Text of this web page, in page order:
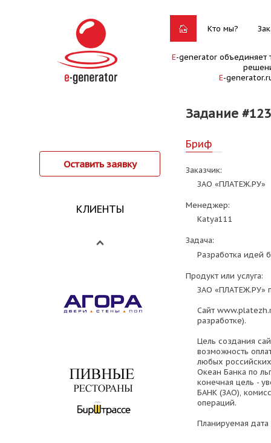
Кто мы?
E-generator объединяет
E-
Задание
Оставить заявку
КЛИЕНТЫ
Бриф
Заказчик:
ЗАО «ПЛАТЕЖ.РУ»
Менеджер:
Katya111
Задача:
Разработка идей
Продукт или услуга:
ЗАО «ПЛАТЕЖ.РУ»
Сайт
разработке).
Цель создания
возможность
любых российских
Океан Банка по
конечная цель -
БАНК (ЗАО),
операций.
Планируемая дата